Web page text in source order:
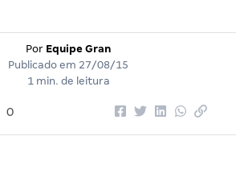
Por Equipe Gran
Publicado em 27/08/15
1 min. de leitura
0